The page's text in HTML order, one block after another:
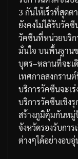
3 กันให้เร็วที่สุด
ยังคงไม่ได้รับวัค
วัคซีนที่หน่วยบริก
มั่นใจ บนพื้นฐาน
บุตร–หลานที่จะเ
เทศกาลสงกราน
บริการวัคซีนจะเ
บริการวัคซีนเชิงรุ
สร้างภูมิคุ้มกันหมู่
จังหวัดรองรับกา
ต่างๆได้อย่างอบ